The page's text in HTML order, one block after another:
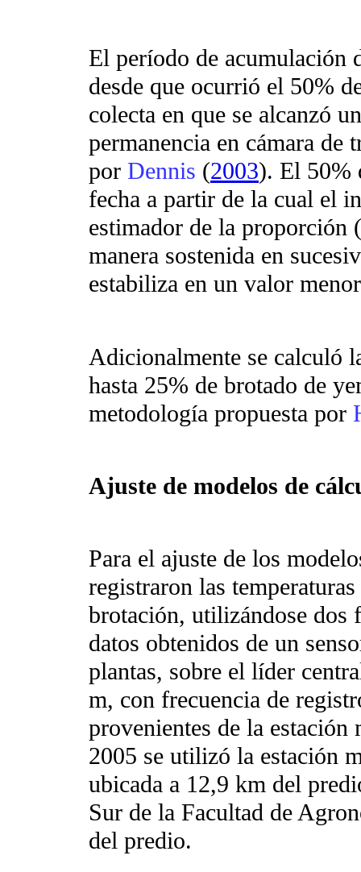
El período de
desde que ocurrió el 50%
colecta en que se alcanzó
permanencia en cámara de
por Dennis (2003). El 50%
fecha a partir de la cual el
estimador de la proporción (
manera sostenida en
estabiliza en un valor
Adicionalmente se calculó
hasta 25% de brotado de
metodología propuesta por
Ajuste de modelos de
Para el ajuste de los
registraron las
brotación, utilizándose dos
datos obtenidos de un
plantas, sobre el líder
m, con frecuencia de
provenientes de la estación
2005 se utilizó la estación
ubicada a 12,9 km del
Sur de la Facultad de
del predio.